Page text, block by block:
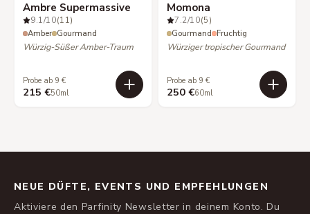
Ambre Supermassive
9.1/10(11)
Amber Gourmand
Würzig-Süßer Amber-Traum
Probe ab 9 €
215 €50ml
Momona
7.2/10(5)
Gourmand Fruchtig
Würziger tropischer Gourmand
Probe ab 9 €
250 €60ml
NEUE DÜFTE, EVENTS UND EMPFEHLUNGEN
Aktiviere den Parfinity Newsletter in deinem Konto. Du